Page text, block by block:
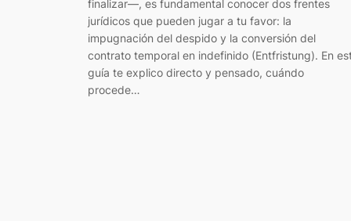
finalizar—, es fundamental conocer dos frentes
jurídicos que pueden jugar a tu favor: la
impugnación del despido y la conversión del
contrato temporal en indefinido (Entfristung). En
guía te explico directo y pensado, cuándo
procede…